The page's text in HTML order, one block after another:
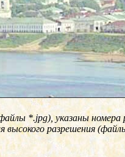
*.jpg) , указаны
разрешения